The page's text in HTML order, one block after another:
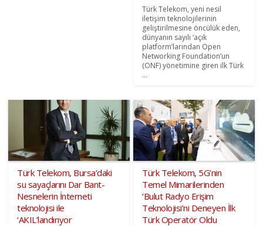
Türk Telekom, yeni nesil
iletişim teknolojilerinin
geliştirilmesine öncülük eden,
dünyanın sayılı ‘açık
platform’larından Open
Networking Foundation’un
(ONF) yönetimine giren ilk Türk
...
Türk Telekom, Bursa’daki
su sayaçlarını Dar Bant-
Nesnelerin İnterneti
teknolojisi ile
‘AKIL’landırıyor
Türk Telekom, 5G’nin
Temel Mimarilerinden
‘Bulut Radyo Erişim
Teknolojisi’ni Deneyen İlk
Türk Operatör Oldu